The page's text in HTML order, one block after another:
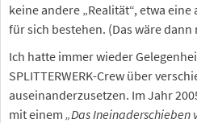
keine andere „Realität“, etwa
für sich bestehen. (Das wäre
Ich hatte immer wieder
SPLITTERWERK-Crew über
auseinanderzusetzen. Im Jahr
mit einem „Das Ineinaderschieben